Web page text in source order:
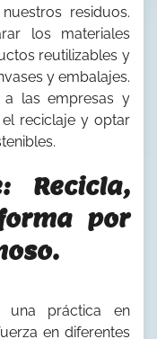
residuos.
los materiales
reutilizables y
y embalajes.
a las empresas y
reciclaje y optar
Recicla,
por
una práctica en
en diferentes